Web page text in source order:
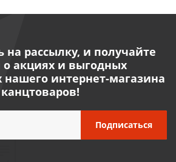
рассылку, и получайте
о акциях и выгодных
интернет-магазина
канцтоваров!